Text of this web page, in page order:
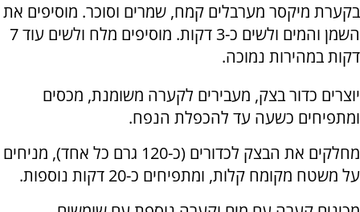
בקערת מיקסר מערבלים קמח, שמרים וסוכר. מוסיפים את
השמן והמים ולשים כ-3 דקות. מוסיפים מלח ולשים עוד 7
דקות במהירות נמוכה.
יוצרים כדור בצק, מעבירים לקערה משומנת, מכסים
ומתפיחים כשעה עד להכפלת הנפח.
מחלקים את הבצק לכדורים (כ-120 גרם כל אחד), מניחים
על משטח מקומח קלות, ומתפיחים כ-20 דקות נוספות.